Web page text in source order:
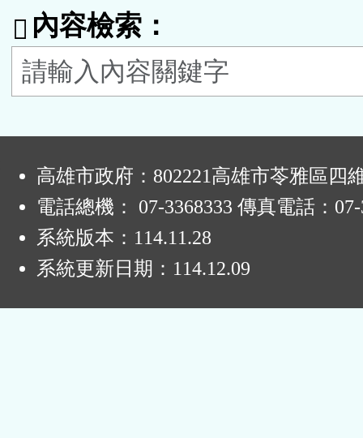
功
能
按
鈕
區
內容檢索：
高雄市政府：802221高雄市苓雅區四
電話總機： 07-3368333 傳真電話：07-
系統版本： 114.11.28
系統更新日期： 114.12.09